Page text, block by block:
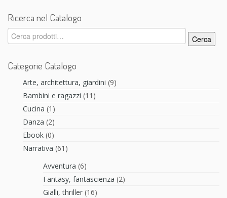
Ricerca nel Catalogo
Cerca:
Cerca
Categorie Catalogo
Arte, architettura, giardini (9)
Bambini e ragazzi (11)
Cucina (1)
Danza (2)
Ebook (0)
Narrativa (61)
Avventura (6)
Fantasy, fantascienza (2)
Gialli, thriller (16)